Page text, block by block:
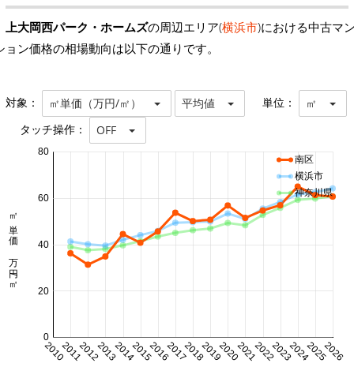
上大岡西パーク・ホームズの周辺エリア(横浜市)における中古マ
ョン価格の相場動向は以下の通りです。
対象： ㎡単価（万円/㎡） 平均値 単位： ㎡
タッチ操作： OFF
20102011201220132014201520162017201820192020202120222023202420252026
0
20
40
60
80
㎡単価 万円/㎡
南区
横浜市
神奈川県